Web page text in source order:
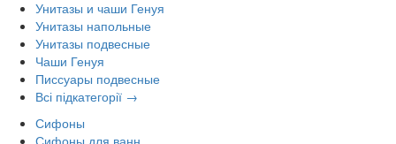
Унитазы и чаши Генуя
Унитазы напольные
Унитазы подвесные
Чаши Генуя
Писсуары подвесные
Всі підкатегорії →
Сифоны
Сифоны для ванн